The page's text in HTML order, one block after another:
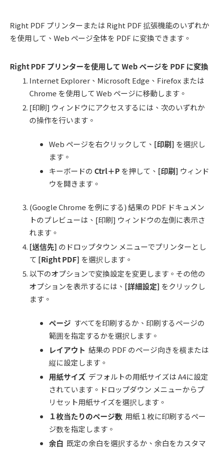
Right PDF プリンターまたは Right PDF 拡張機能のいずれか
を使用して、Web ページ全体を PDF に変換できます。
Right PDFプリンターを使用してWebページを PDFに変換
Internet Explorer、Microsoft Edge、Firefox または
Chrome を使用して Web ページに移動します。
[印刷] ウィンドウにアクセスするには、次のいずれか
の操作を行います。
Web ページを右クリックして、 [印刷] を選択し
ます。
キーボードのCtrl＋Pを押して、 [印刷] ウィンド
ウを開きます。
(Google Chrome を例にする) 結果の PDF ドキュメン
トのプレビューは、[印刷] ウィンドウの左側に表示さ
れます。
[送信先] のドロップタウン メニューでプリンターとし
て [Right PDF] を選択します。
以下のオプションで変換設定を変更します。その他の
オプションを表示するには、 [詳細設定] をクリックし
ます。
ページ すべてを印刷するか、印刷するページの
範囲を指定するかを選択します。
レイアウト 結果の PDF のページ向きを横または
縦に設定します。
用紙サイズ デフォルトの用紙サイズは A4に設定
されています。ドロップダウン メニューからプ
リセット用紙サイズを選択します。
１枚当たりのページ数 用紙１枚に印刷するペー
ジ数を指定します。
余白 既定の余白を選択するか、余白をカスタマ